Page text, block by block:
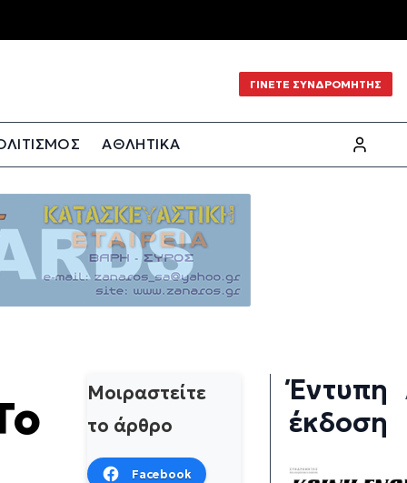
ΓΙΝΕΤΕ ΣΥΝΔΡΟΜΗΤΗΣ
ΑΘΛΗΤΙΚΑ
Μοιραστείτε
το άρθρο
Facebook
Έντυπη
έκδοση